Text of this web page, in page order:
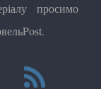
просимо